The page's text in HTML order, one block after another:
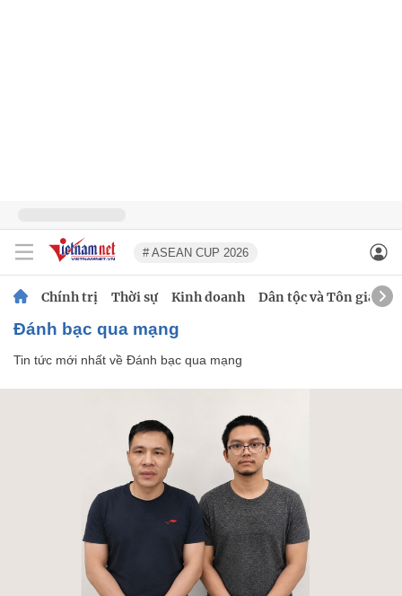
# ASEAN CUP 2026
Chính trị Thời sự Kinh doanh Dân tộc và Tôn giáo
Đánh bạc qua mạng
Tin tức mới nhất về Đánh bạc qua mạng